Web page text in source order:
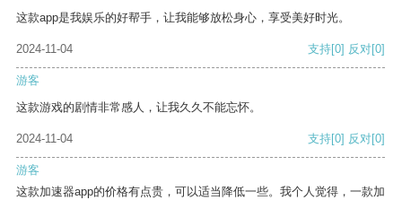
这款app是我娱乐的好帮手，让我能够放松身心，享受美好时光。
2024-11-04 支持[0] 反对[0]
游客
这款游戏的剧情非常感人，让我久久不能忘怀。
2024-11-04 支持[0] 反对[0]
游客
这款加速器app的价格有点贵，可以适当降低一些。我个人觉得，一款加